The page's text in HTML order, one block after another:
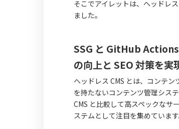
そこでアイレットは、ヘッドレ
ました。
SSG と GitHub Actions
の向上と SEO 対策を実
ヘッドレス CMS とは、コンテ
を持たないコンテンツ管理シス
CMS と比較して高スペックなサ
ステムとして注目を集めています